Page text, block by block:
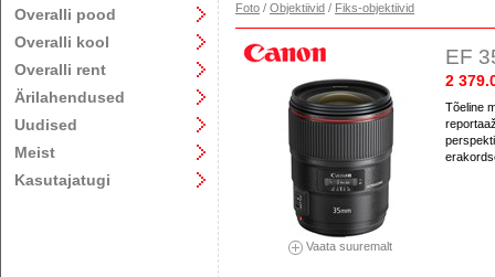
Overalli pood
Overalli kool
Overalli rent
Ärilahendused
Uudised
Meist
Kasutajatugi
Foto / Objektiivid / Fiks-objektiivid
Vaata suuremalt
EF
2
Tõeline